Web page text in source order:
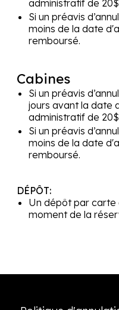
Saint-Jérôme QC
administratif de
Si un préavis
moins de la date
remboursé.
Cabines
Si un préavis
jours avant la date
administratif de
Si un préavis
moins de la date
remboursé.
DÉPÔT:
Un dépôt par carte
moment de la